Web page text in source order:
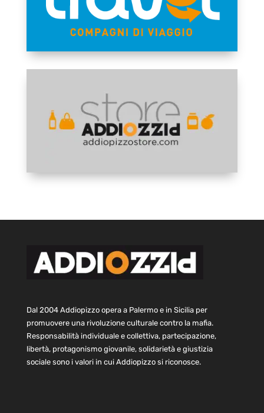
Dal 2004 Addiopizzo opera a Palermo e in Sicilia per
promuovere una rivoluzione culturale contro la mafia.
Responsabilità individuale e collettiva, partecipazione,
libertà, protagonismo giovanile, solidarietà e giustizia
sociale sono i valori in cui Addiopizzo si riconosce.